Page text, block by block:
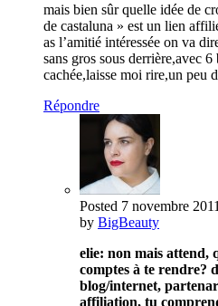
mais bien sûr quelle idée de
de castaluna » est un lien
as l’amitié intéressée on va
sans gros sous derrière,avec
cachée,laisse moi rire,un peu
Répondre
Posted 7 novembre 2011
by BigBeauty
elie: non mais attend,
comptes à te rendre?
blog/internet,
affiliation, tu